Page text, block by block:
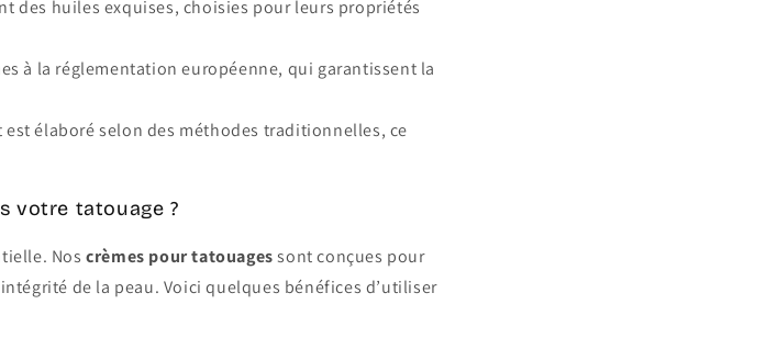
des huiles exquises, choisies pour leurs propriétés
à la réglementation européenne, qui garantissent la
élaboré selon des méthodes traditionnelles, ce
votre tatouage ?
Noscrèmes pour tatouagessont conçues pour
de la peau. Voici quelques bénéfices d’utiliser